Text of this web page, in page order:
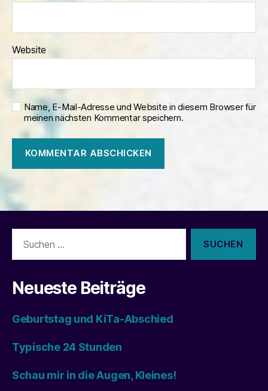
Website
Name, E-Mail-Adresse und Website in diesem Browser für
meinen nächsten Kommentar speichern.
nach:
Neueste Beiträge
Geburtstag und KiTa-Abschied
Typische 24 Stunden
Schau mir in die Augen, Kleines!